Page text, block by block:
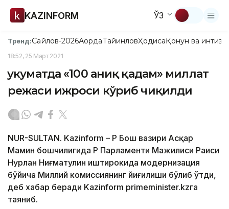
KAZINFORM ЎЗ
Тренд:Сайлов-2026АқордаТайинловҲодисаҚонун ва
18:52, 25 Март 2021
Ҳукуматда «100 аниқ қадам» миллат
режаси ижроси кўриб чиқилди
NUR-SULTAN. Kazinform – ҚР Бош вазири Асқар
Мамин бошчилигида ҚР Парламенти Мажилиси Раиси
Нурлан Ниғматулин иштирокида модернизация
бўйича Миллий комиссиянинг йиғилиши бўлиб ўтди,
деб хабар беради Kazinform primeminister.kzга
таяниб.